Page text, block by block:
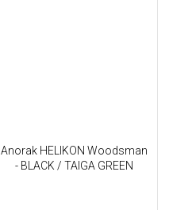
Anorak HELIKON Woodsman
- BLACK / TAIGA GREEN